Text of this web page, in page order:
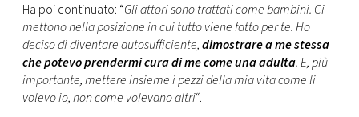
Ha poi continuato: “Gli attori sono trattati come bambini. Ci
mettono nella posizione in cui tutto viene fatto per te. Ho
deciso di diventare autosufficiente,dimostrare a me stessa
che potevo prendermi cura di me come una adulta. E, più
importante, mettere insieme i pezzi della mia vita come li
volevo io, non come volevano altri“.